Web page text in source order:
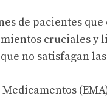
de pacientes
cruciales y
no satisfagan
Medicamentos